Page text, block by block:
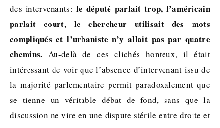
des intervenants:le député parlait trop, l’américain
parlait court, le chercheur utilisait des mots
compliqués et l’urbaniste n’y allait pas par quatre
chemins. Au-delà de ces clichés honteux, il était
intéressant de voir que l’absence d’intervenant issu de
la majorité parlementaire permit paradoxalement que
se tienne un véritable débat de fond, sans que la
discussion ne vire en une dispute stérile entre droite et